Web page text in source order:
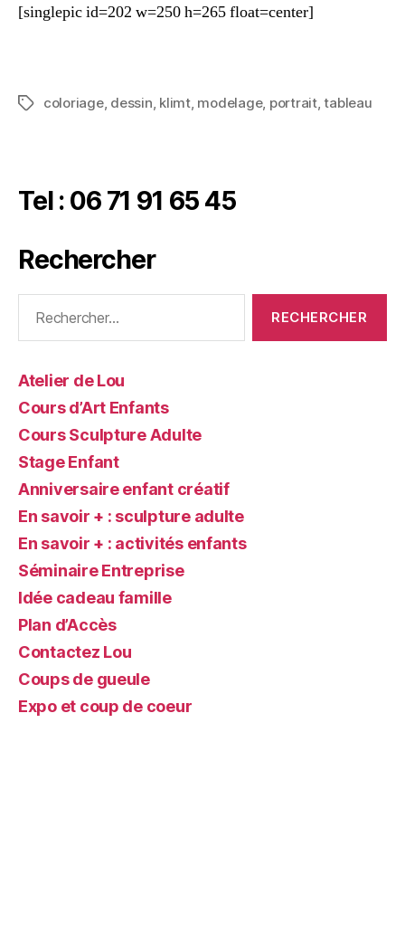
[singlepic id=202 w=250 h=265 float=center]
coloriage, dessin, klimt, modelage, portrait,tableau
Tel : 06 71 91 65 45
Rechercher
Atelier de Lou
Cours d’Art Enfants
Cours Sculpture Adulte
Stage Enfant
Anniversaire enfant créatif
En savoir + : sculpture adulte
En savoir + : activités enfants
Séminaire Entreprise
Idée cadeau famille
Plan d’Accès
Contactez Lou
Coups de gueule
Expo et coup de coeur